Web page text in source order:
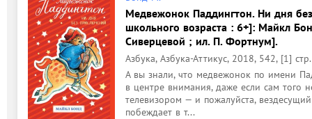
Медвежонок Паддингтон. Ни дня
школьного возраста : 6+]: Майкл
Сиверцевой ; ил. П. Фортнум].
Азбука, Азбука-Аттикус, 2018, 542, [1] стр.
А вы знали, что медвежонок по имени
в центре внимания, даже если сам того
телевизором — и пожалуйста,
побеждает в т...